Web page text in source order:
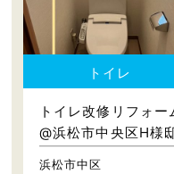
トイレ
トイレ改修リフォー
@浜松市中央区H様
浜松市中区